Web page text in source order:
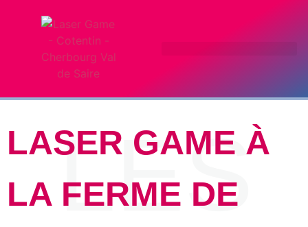
LES
LASER GAME À
LA FERME DE